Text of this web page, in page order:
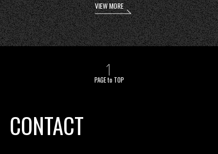
VIEW MORE
PAGE to TOP
CONTACT